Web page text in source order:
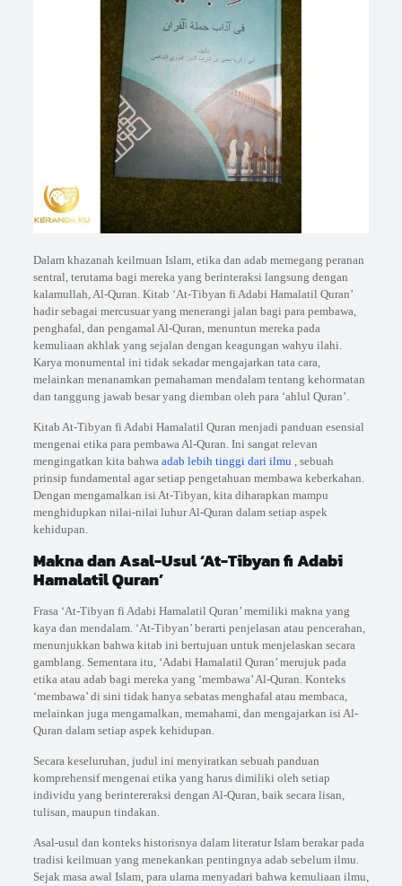
Dalam khazanah keilmuan Islam, etika dan adab memegang peranan
sentral, terutama bagi mereka yang berinteraksi langsung dengan
kalamullah, Al-Quran. Kitab ‘At-Tibyan fi Adabi Hamalatil Quran’
hadir sebagai mercusuar yang menerangi jalan bagi para pembawa,
penghafal, dan pengamal Al-Quran, menuntun mereka pada
kemuliaan akhlak yang sejalan dengan keagungan wahyu ilahi.
Karya monumental ini tidak sekadar mengajarkan tata cara,
melainkan menanamkan pemahaman mendalam tentang kehormatan
dan tanggung jawab besar yang diemban oleh para ‘ahlul Quran’.
Kitab At-Tibyan fi Adabi Hamalatil Quran menjadi panduan esensial
mengenai etika para pembawa Al-Quran. Ini sangat relevan
mengingatkan kita bahwa adab lebih tinggi dari ilmu , sebuah
prinsip fundamental agar setiap pengetahuan membawa keberkahan.
Dengan mengamalkan isi At-Tibyan, kita diharapkan mampu
menghidupkan nilai-nilai luhur Al-Quran dalam setiap aspek
kehidupan.
Makna dan Asal-Usul ‘At-Tibyan fi Adabi
Hamalatil Quran’
Frasa ‘At-Tibyan fi Adabi Hamalatil Quran’ memiliki makna yang
kaya dan mendalam. ‘At-Tibyan’ berarti penjelasan atau pencerahan,
menunjukkan bahwa kitab ini bertujuan untuk menjelaskan secara
gamblang. Sementara itu, ‘Adabi Hamalatil Quran’ merujuk pada
etika atau adab bagi mereka yang ‘membawa’ Al-Quran. Konteks
‘membawa’ di sini tidak hanya sebatas menghafal atau membaca,
melainkan juga mengamalkan, memahami, dan mengajarkan isi Al-
Quran dalam setiap aspek kehidupan.
Secara keseluruhan, judul ini menyiratkan sebuah panduan
komprehensif mengenai etika yang harus dimiliki oleh setiap
individu yang berintereraksi dengan Al-Quran, baik secara lisan,
tulisan, maupun tindakan.
Asal-usul dan konteks historisnya dalam literatur Islam berakar pada
tradisi keilmuan yang menekankan pentingnya adab sebelum ilmu.
Sejak masa awal Islam, para ulama menyadari bahwa kemuliaan ilmu,